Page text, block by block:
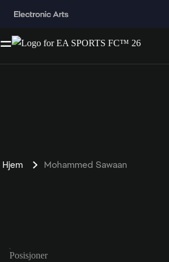
Hjem Mohammed Sawaan
Posisjoner